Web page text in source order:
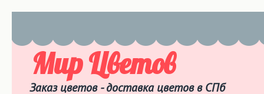
Мир Цветов
Заказ цветов - доставка цветов в СПб